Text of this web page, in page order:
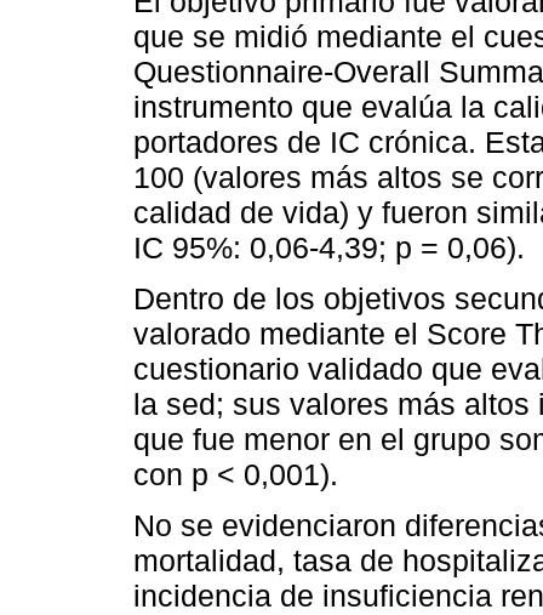
que se midió mediante el
Questionnaire-Overall
instrumento que evalúa la
portadores de IC crónica.
100 (valores más altos se
calidad de vida) y fueron
IC 95%: 0,06-4,39; p = 0,06).
Dentro de los objetivos
valorado mediante el Score
cuestionario validado que
la sed; sus valores más
que fue menor en el grupo
con p < 0,001).
No se evidenciaron
mortalidad, tasa de
incidencia de insuficiencia